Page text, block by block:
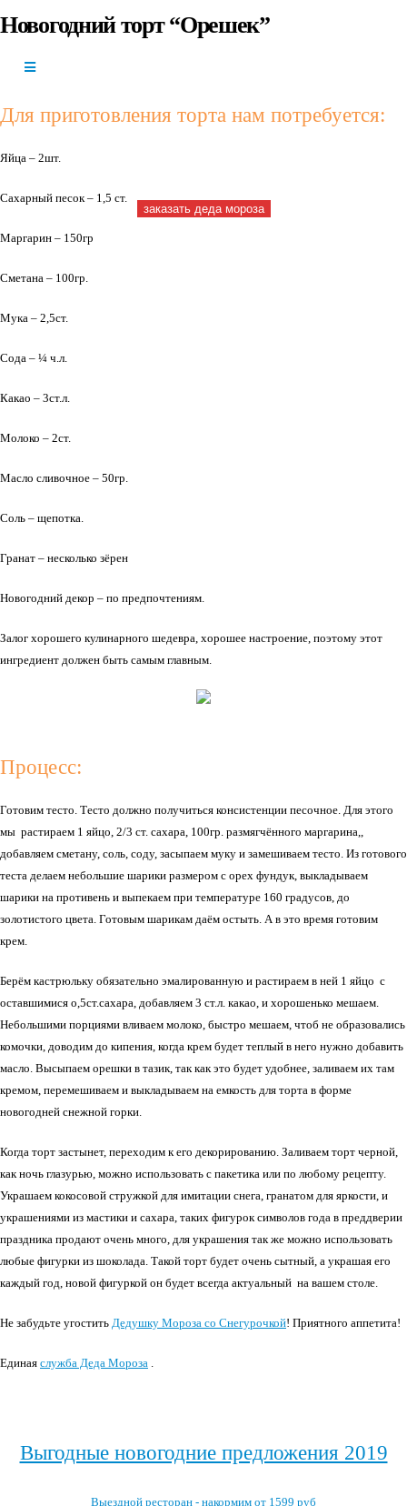
заказать деда мороза
Новогодний торт “Орешек”
Для приготовления торта нам потребуется:
Яйца – 2шт.
Сахарный песок – 1,5 ст.
Маргарин – 150гр
Сметана – 100гр.
Мука – 2,5ст.
Сода – ¼ ч.л.
Какао – 3ст.л.
Молоко – 2ст.
Масло сливочное – 50гр.
Соль – щепотка.
Гранат – несколько зёрен
Новогодний декор – по предпочтениям.
Залог хорошего кулинарного шедевра, хорошее настроение, поэтому этот
ингредиент должен быть самым главным.
Процесс:
Готовим тесто. Тесто должно получиться консистенции песочное. Для этого
мы растираем 1 яйцо, 2/3 ст. сахара, 100гр. размягчённого маргарина,,
добавляем сметану, соль, соду, засыпаем муку и замешиваем тесто. Из готового
теста делаем небольшие шарики размером с орех фундук, выкладываем
шарики на противень и выпекаем при температуре 160 градусов, до
золотистого цвета. Готовым шарикам даём остыть. А в это время готовим
крем.
Берём кастрюльку обязательно эмалированную и растираем в ней 1 яйцо с
оставшимися о,5ст.сахара, добавляем 3 ст.л. какао, и хорошенько мешаем.
Небольшими порциями вливаем молоко, быстро мешаем, чтоб не образовались
комочки, доводим до кипения, когда крем будет теплый в него нужно добавить
масло. Высыпаем орешки в тазик, так как это будет удобнее, заливаем их там
кремом, перемешиваем и выкладываем на емкость для торта в форме
новогодней снежной горки.
Когда торт застынет, переходим к его декорированию. Заливаем торт черной,
как ночь глазурью, можно использовать с пакетика или по любому рецепту.
Украшаем кокосовой стружкой для имитации снега, гранатом для яркости, и
украшениями из мастики и сахара, таких фигурок символов года в преддверии
праздника продают очень много, для украшения так же можно использовать
любые фигурки из шоколада. Такой торт будет очень сытный, а украшая его
каждый год, новой фигуркой он будет всегда актуальный на вашем столе.
Не забудьте угостить Дедушку Мороза со Снегурочкой! Приятного аппетита!
Единая служба Деда Мороза .
Выгодные новогодние предложения 2019
Выездной ресторан - накормим от 1599 руб